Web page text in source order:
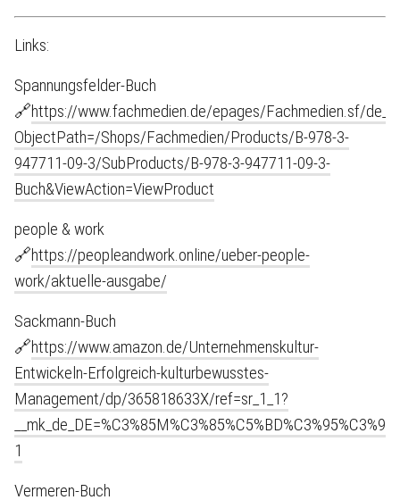
Links:
Spannungsfelder-Buch
🔗https://www.fachmedien.de/epages/Fachmedien.sf/
ObjectPath=/Shops/Fachmedien/Products/B-978-3-
947711-09-3/SubProducts/B-978-3-947711-09-3-
Buch&ViewAction=ViewProduct
people & work
🔗https://peopleandwork.online/ueber-people-
work/aktuelle-ausgabe/
Sackmann-Buch
🔗https://www.amazon.de/Unternehmenskultur-
Entwickeln-Erfolgreich-kulturbewusstes-
Management/dp/365818633X/ref=sr_1_1?
1
Vermeren-Buch